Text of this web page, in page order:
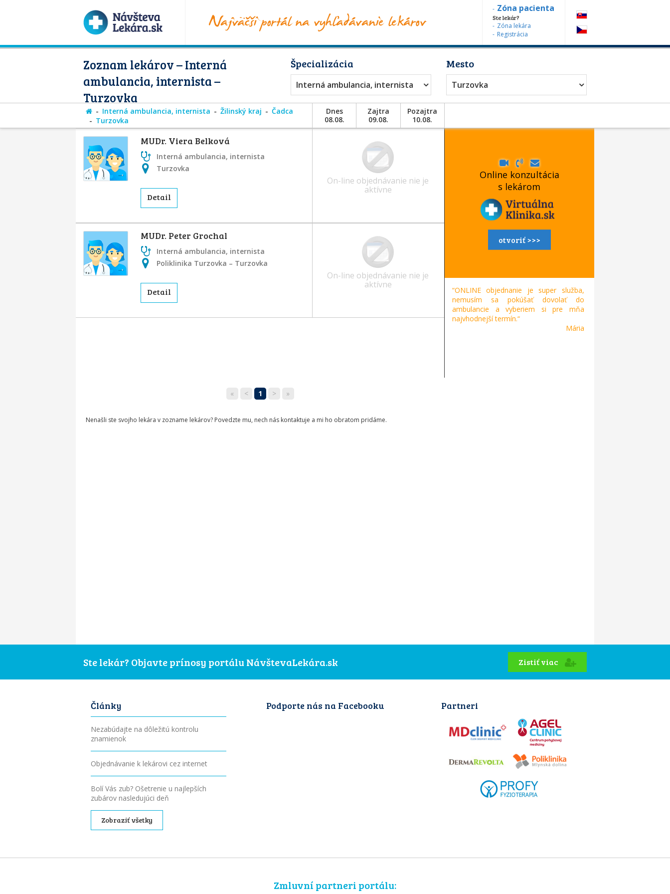
Zóna pacienta
Ste lekár?
Zóna lekára
Registrácia
Zoznam lekárov – Interná
ambulancia, internista –
Turzovka
Špecializácia
Interná ambulancia, internista
Mesto
Turzovka
Interná ambulancia, internista Žilinský kraj
Čadca
Turzovka
Dnes
08.08.
Zajtra
09.08.
Pozajtra
10.08.
MUDr. Viera Belková
Interná ambulancia, internista
Turzovka
Detail
On-line objednávanie nie je
aktívne
MUDr. Peter Grochal
Interná ambulancia, internista
Poliklinika Turzovka – Turzovka
Detail
On-line objednávanie nie je
aktívne
« < 1 > »
Nenašli ste svojho lekára v zozname lekárov? Povedzte mu, nech nás kontaktuje a mi ho obratom pridáme.
Online konzultácia
s lekárom
otvoriť >>>
“ONLINE objednanie je super služba,
nemusím sa pokúšať dovolať do
ambulancie a vyberiem si pre mňa
najvhodnejší termín.“
Mária
Ste lekár? Objavte prínosy portálu NávštevaLekára.sk Zistiť viac
Články
Nezabúdajte na dôležitú kontrolu
znamienok
Objednávanie k lekárovi cez internet
Bolí Vás zub? Ošetrenie u najlepších
zubárov nasledujúci deň
Zobraziť všetky
Podporte nás na Facebooku Partneri
Zmluvní partneri portálu: